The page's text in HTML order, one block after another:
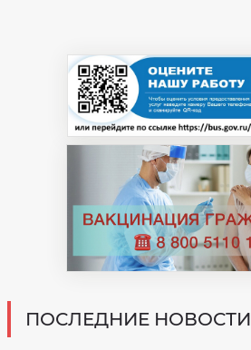
ПОСЛЕДНИЕ НОВОСТИ